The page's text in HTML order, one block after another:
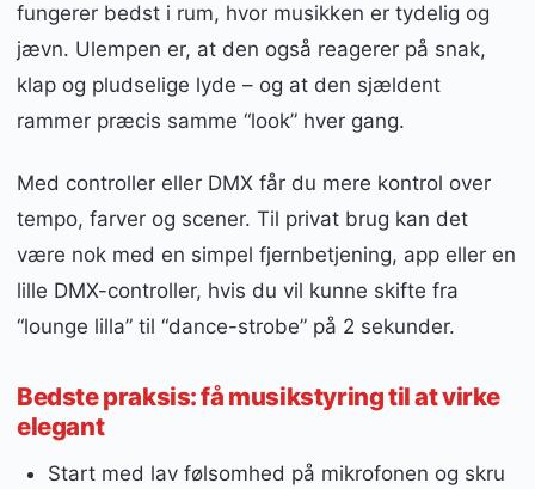
fungerer bedst i rum, hvor musikken er tydelig og
jævn. Ulempen er, at den også reagerer på snak,
klap og pludselige lyde – og at den sjældent
rammer præcis samme “look” hver gang.
Med controller eller DMX får du mere kontrol over
tempo, farver og scener. Til privat brug kan det
være nok med en simpel fjernbetjening, app eller en
lille DMX-controller, hvis du vil kunne skifte fra
“lounge lilla” til “dance-strobe” på 2 sekunder.
Bedste praksis: få musikstyring til at virke
elegant
Start med lav følsomhed på mikrofonen og skru